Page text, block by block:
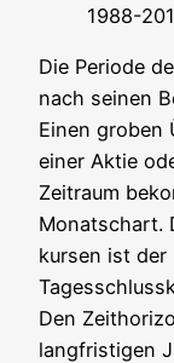
1988-
Die Peri­ode
nach sei­nen
Einen gro­ben
einer Aktie
Zeit­raum
Monatschart.
kur­sen ist der
Den
lang­fris­ti­gen